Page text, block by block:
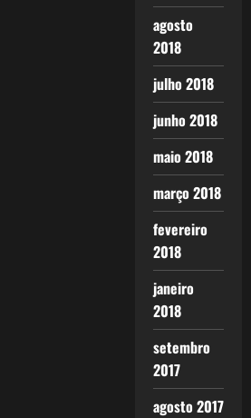
agosto
2018
julho 2018
junho 2018
maio 2018
março 2018
fevereiro
2018
janeiro
2018
setembro
2017
agosto 2017